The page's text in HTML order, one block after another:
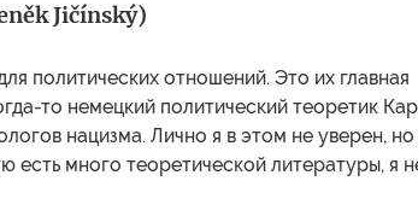
Jičínský)
политических отношений. Это их главная
то немецкий политический теоретик
нацизма. Лично я в этом не уверен, но
есть много теоретической литературы, я